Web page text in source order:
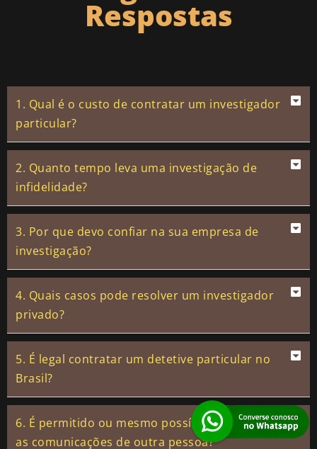
Respostas
1. Qual é o custo de contratar um investigador
particular?
2. Quanto tempo leva uma investigação de
infidelidade?
3. Por que devo confiar na sua empresa de
investigação?
4. Quais casos pode resolver um investigador
privado?
5. É legal contratar um detetive particular no
Brasil?
6. É permitido ou mesmo possível interceptar
as comunicações de outra pessoa?